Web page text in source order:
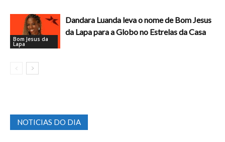
Bom Jesus da
Lapa
Dandara Luanda leva o nome de Bom Jesus
da Lapa para a Globo no Estrelas da Casa
NOTICIAS DO DIA